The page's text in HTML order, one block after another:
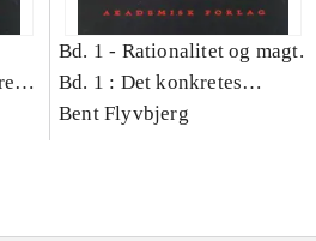
Bd. 1 - Rationalitet og magt.
Bd. 1 : Det konkretes
videnskab
Bent Flyvbjerg